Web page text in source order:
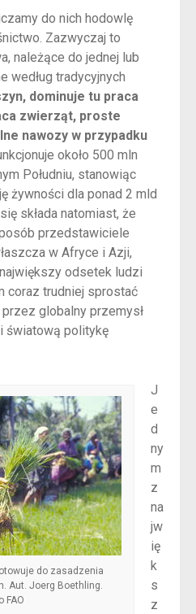
do nich hodowlę
Zazwyczaj to
należące do jednej lub
według tradycyjnych
dominuje tu praca
zwierząt, proste
nawozy w przypadku
około 500 mln
Południu, stanowiąc
żywności dla ponad 2 mld
składa natomiast, że
przedstawiciele
w Afryce i Azji,
odsetek ludzi
coraz trudniej sprostać
globalny przemysł
światową politykę
do zasadzenia
Aut. Joerg Boethling.
FAO
J
e
d
ny
m
z
na
jw
ię
k
s
z